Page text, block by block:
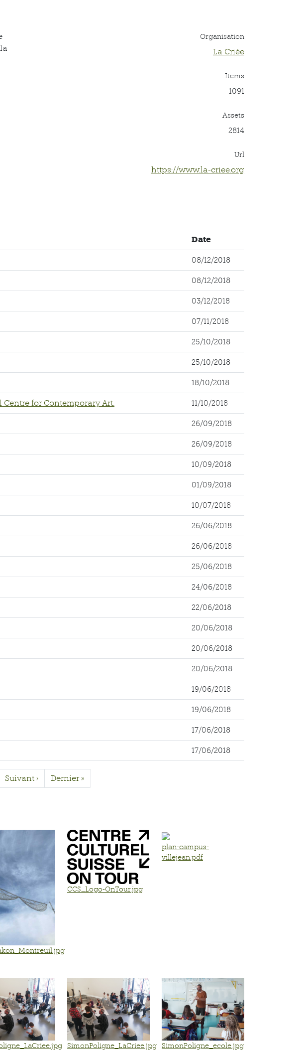
Organisation
La Criée
Items
1091
Assets
2814
Url
https://www.la-criee.org
Date
08/12/2018
08/12/2018
03/12/2018
07/11/2018
25/10/2018
25/10/2018
18/10/2018
for Contemporary Art. 11/10/2018
26/09/2018
26/09/2018
10/09/2018
01/09/2018
10/07/2018
26/06/2018
26/06/2018
25/06/2018
24/06/2018
22/06/2018
20/06/2018
20/06/2018
20/06/2018
19/06/2018
19/06/2018
17/06/2018
17/06/2018
Suivant › Dernier »
CCS_Logo-OnTour.jpg
plan-campus-
villejean.pdf
SimonPoligne_LaCriee.jpg SimonPoligne_ecole.jpg